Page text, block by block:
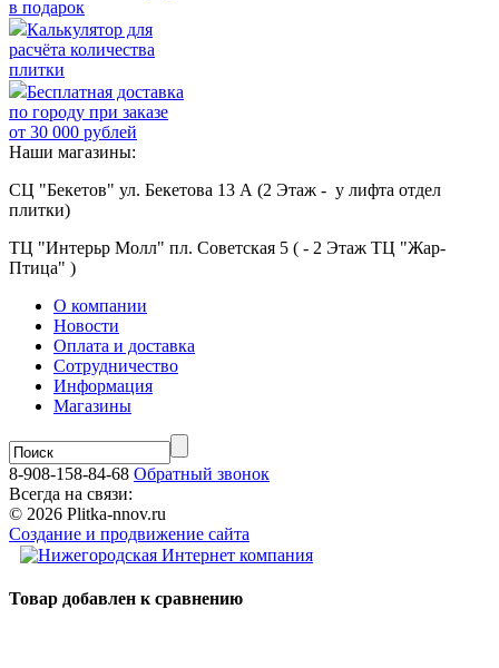
в подарок
Калькулятор для
расчёта количества
плитки
Бесплатная доставка
по городу при заказе
от 30 000 рублей
Наши магазины:
СЦ "Бекетов" ул. Бекетова 13 А (2 Этаж - у лифта отдел
плитки)
ТЦ "Интерьр Молл" пл. Советская 5 ( - 2 Этаж ТЦ "Жар-
Птица" )
О компании
Новости
Оплата и доставка
Сотрудничество
Информация
Магазины
8-908-158-84-68 Обратный звонок
Всегда на связи:
© 2026 Plitka-nnov.ru
Создание и продвижение сайта
Товар добавлен к сравнению